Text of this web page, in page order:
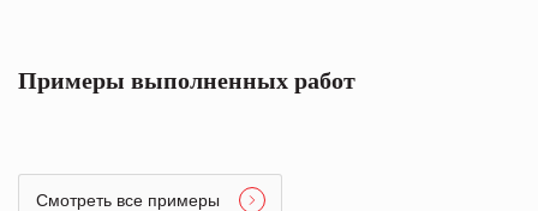
Примеры выполненных работ
Смотреть все примеры